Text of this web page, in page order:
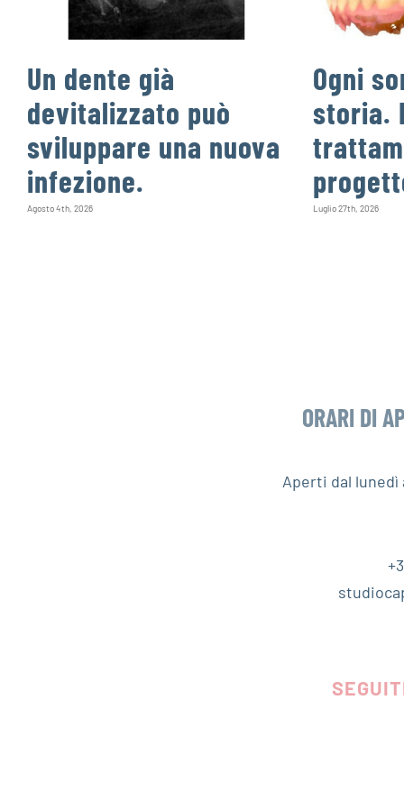
Un dente già
devitalizzato può
sviluppare una nuova
infezione.
Agosto 4th, 2026
Ogni
storia.
Luglio 27th, 2026
ORARI DI
Aperti dal